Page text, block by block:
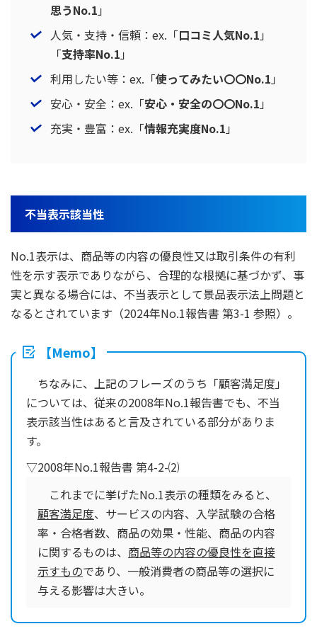
思うNo.1 」
人気・支持・信頼：ex.「口コミ人気No.1 」
「支持率No.1 」
利用したい等：ex.「使ってみたい〇〇No.1 」
安心・安全：ex.「安心・安全の〇〇No.1 」
充実・豊富：ex.「情報充実度No.1 」
不当表示該当性
No.1表示は、商品等の内容の優良性又は取引条件の有利
性を示す表示でありながら、合理的な根拠に基づかず、事
実と異なる場合には、不当表示として景品表示法上問題と
なるとされています（2024年No.1報告書 第3-1 参照）。
【Memo】
ちなみに、上記のフレーズのうち「顧客満足度」
については、従来の2008年No.1報告書でも、不当
表示該当性はあると言及されている部分がありま
す。
▽2008年No.1報告書 第4-2-⑵
これまでに挙げたNo.1表示の種類をみると、
顧客満足度、サービスの内容、入学試験の合格
率・合格者数、商品の効果・性能、商品の内容
に関するものは、 商品等の内容の優良性を直接
示すものであり、一般消費者の商品等の選択に
与える影響は大きい。